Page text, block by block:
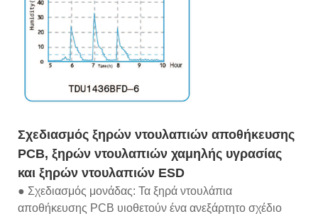
Σχεδιασμός ξηρών ντουλαπιών αποθήκευσης
PCB, ξηρών ντουλαπιών χαμηλής υγρασίας
και ξηρών ντουλαπιών ESD
● Σχεδιασμός μονάδας: Τα ξηρά ντουλάπια
αποθήκευσης PCB υιοθετούν ένα ανεξάρτητο σχέδιο